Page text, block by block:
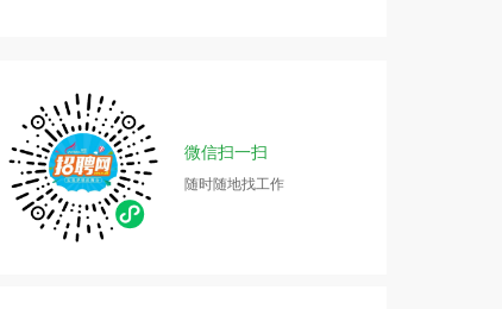
微信扫一扫
随时随地找工作